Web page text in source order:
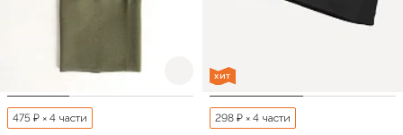
475 ₽ × 4 части
ХИТ
298 ₽ × 4 части